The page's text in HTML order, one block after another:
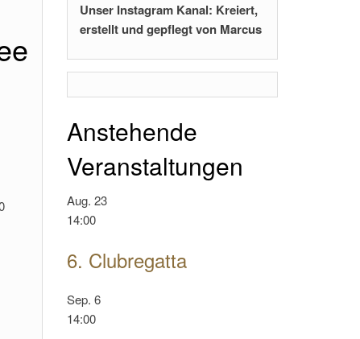
Unser Instagram Kanal: Kreiert,
erstellt und gepflegt von Marcus
Anstehende
Veranstaltungen
Aug. 23
14:00
6. Clubregatta
Sep. 6
14:00